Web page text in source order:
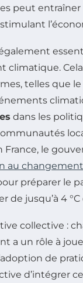
peut
climatique.
telles que
dans les
le
au changement
préparer le
jusqu’à 4 °C
collective :
a un rôle à
de
d’intégrer